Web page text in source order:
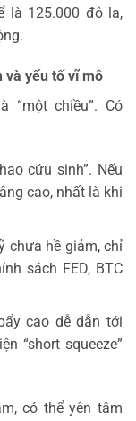
là 125.000 đô la,
và yếu tố vĩ mô
“một chiều”. Có
cứu sinh”. Nếu
cao, nhất là khi
chưa hề giảm, chỉ
sách FED, BTC
cao dễ dẫn tới
“short squeeze”
có thể yên tâm